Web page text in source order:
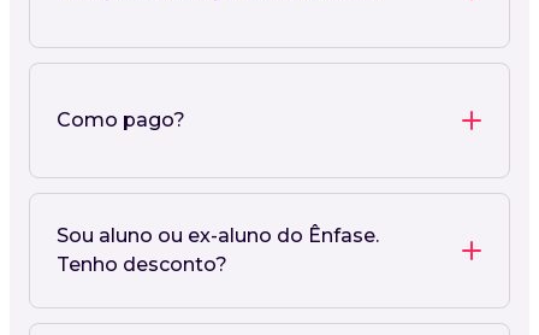
Como pago?
Sou aluno ou ex-aluno do Ênfase.
Tenho desconto?